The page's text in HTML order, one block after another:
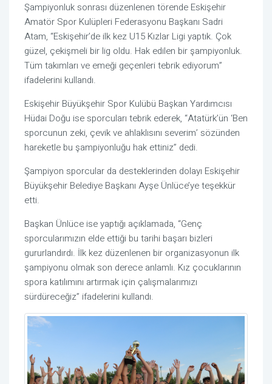
Şampiyonluk sonrası düzenlenen törende Eskişehir
Amatör Spor Kulüpleri Federasyonu Başkanı Sadri
Atam, “Eskişehir’de ilk kez U15 Kızlar Ligi yaptık. Çok
güzel, çekişmeli bir lig oldu. Hak edilen bir şampiyonluk.
Tüm takımları ve emeği geçenleri tebrik ediyorum”
ifadelerini kullandı.
Eskişehir Büyükşehir Spor Kulübü Başkan Yardımcısı
Hüdai Doğu ise sporcuları tebrik ederek, “Atatürk’ün ‘Ben
sporcunun zeki, çevik ve ahlaklısını severim’ sözünden
hareketle bu şampiyonluğu hak ettiniz” dedi.
Şampiyon sporcular da desteklerinden dolayı Eskişehir
Büyükşehir Belediye Başkanı Ayşe Ünlüce’ye teşekkür
etti.
Başkan Ünlüce ise yaptığı açıklamada, “Genç
sporcularımızın elde ettiği bu tarihi başarı bizleri
gururlandırdı. İlk kez düzenlenen bir organizasyonun ilk
şampiyonu olmak son derece anlamlı. Kız çocuklarının
spora katılımını artırmak için çalışmalarımızı
sürdüreceğiz” ifadelerini kullandı.